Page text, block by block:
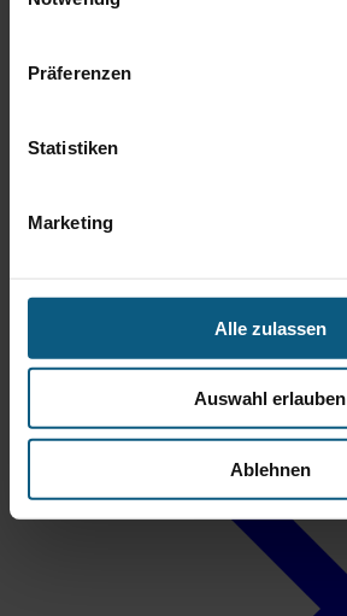
Präferenzen
Statistiken
Marketing
Alle zulassen
Auswahl erlauben
Ablehnen
Verkaufsberater Gebrauchtwagen
t.bingener@autobach.de